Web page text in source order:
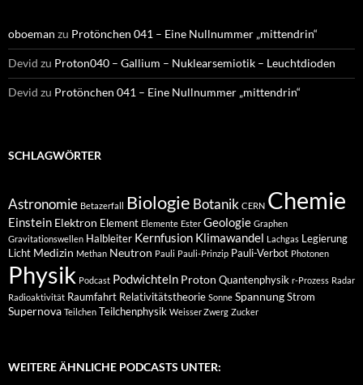
oboeman zu Protönchen 041 – Eine Nullnummer „mittendrin“
Devid zu Proton040 – Gallium – Nuklearsemiotik – Leuchtdioden
Devid zu Protönchen 041 – Eine Nullnummer „mittendrin“
SCHLAGWÖRTER
Astronomie Betazerfall Biologie Botanik CERN Chemie
Einstein Elektron Element Elemente Ester Geologie Graphen
Gravitationswellen Halbleiter Kernfusion Klimawandel Lachgas Legierung
Licht Medizin Methan Neutron Pauli Pauli-Prinzip Pauli-Verbot Photonen
Physik Podcast Podwichteln Proton Quantenphysik r-Prozess Radar
Radioaktivität Raumfahrt Relativitätstheorie Sonne Spannung Strom
Supernova Teilchen Teilchenphysik Weisser Zwerg Zucker
WEITERE ÄHNLICHE PODCASTS UNTER: